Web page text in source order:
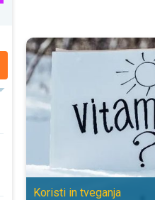
Vpliv sončnega sevanja
Koristi in tveganja